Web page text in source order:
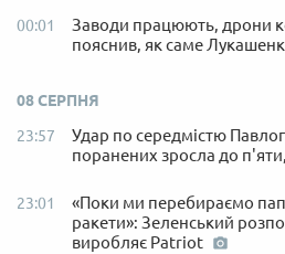
00:01
Заводи працюють, дрони
пояснив, як саме
08 СЕРПНЯ
23:57
Удар по середмістю
поранених зросла до
23:01
«Поки ми перебираємо
ракети»: Зеленський
виробляє Patriot